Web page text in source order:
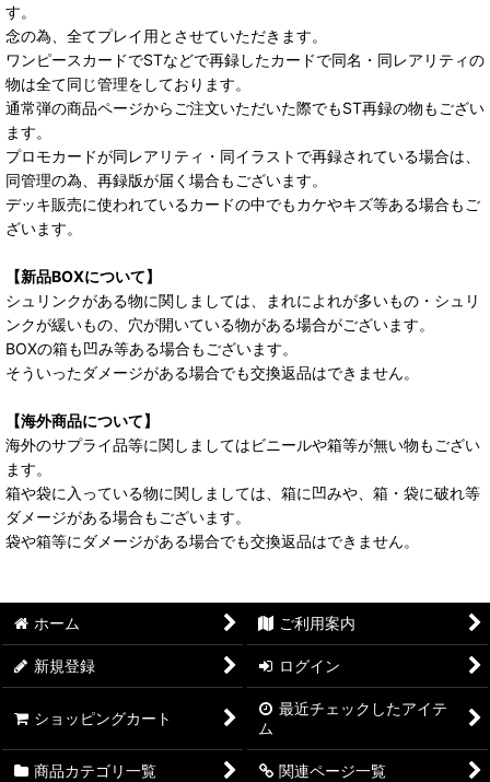
す。
念の為、全てプレイ用とさせていただきます。
ワンピースカードでSTなどで再録したカードで同名・同レアリティの
物は全て同じ管理をしております。
通常弾の商品ページからご注文いただいた際でもST再録の物もござい
ます。
プロモカードが同レアリティ・同イラストで再録されている場合は、
同管理の為、再録版が届く場合もございます。
デッキ販売に使われているカードの中でもカケやキズ等ある場合もご
ざいます。
【新品BOXについて】
シュリンクがある物に関しましては、まれによれが多いもの・シュリ
ンクが緩いもの、穴が開いている物がある場合がございます。
BOXの箱も凹み等ある場合もございます。
そういったダメージがある場合でも交換返品はできません。
【海外商品について】
海外のサプライ品等に関しましてはビニールや箱等が無い物もござい
ます。
箱や袋に入っている物に関しましては、箱に凹みや、箱・袋に破れ等
ダメージがある場合もございます。
袋や箱等にダメージがある場合でも交換返品はできません。
ホーム ご利用案内
新規登録 ログイン
ショッピングカート
最近チェックしたアイテ
ム
商品カテゴリ一覧 関連ページ一覧